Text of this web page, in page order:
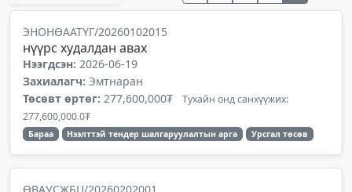
ЭНОНӨААТҮГ/20260102015
нүүрс худалдан авах
Нээгдсэн: 2026-06-19
Захиалагч: Эмтнаран
Төсөвт өртөг: 277,600,000₮ Тухайн онд санхүүжих:
277,600,000.0₮
Бараа Нээлттэй тендер шалгаруулалтын арга Урсгал төсөв